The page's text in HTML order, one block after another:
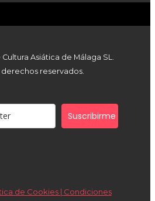
Asiática de Málaga SL.
derechos reservados.
Suscribirme
de Cookies | Condiciones